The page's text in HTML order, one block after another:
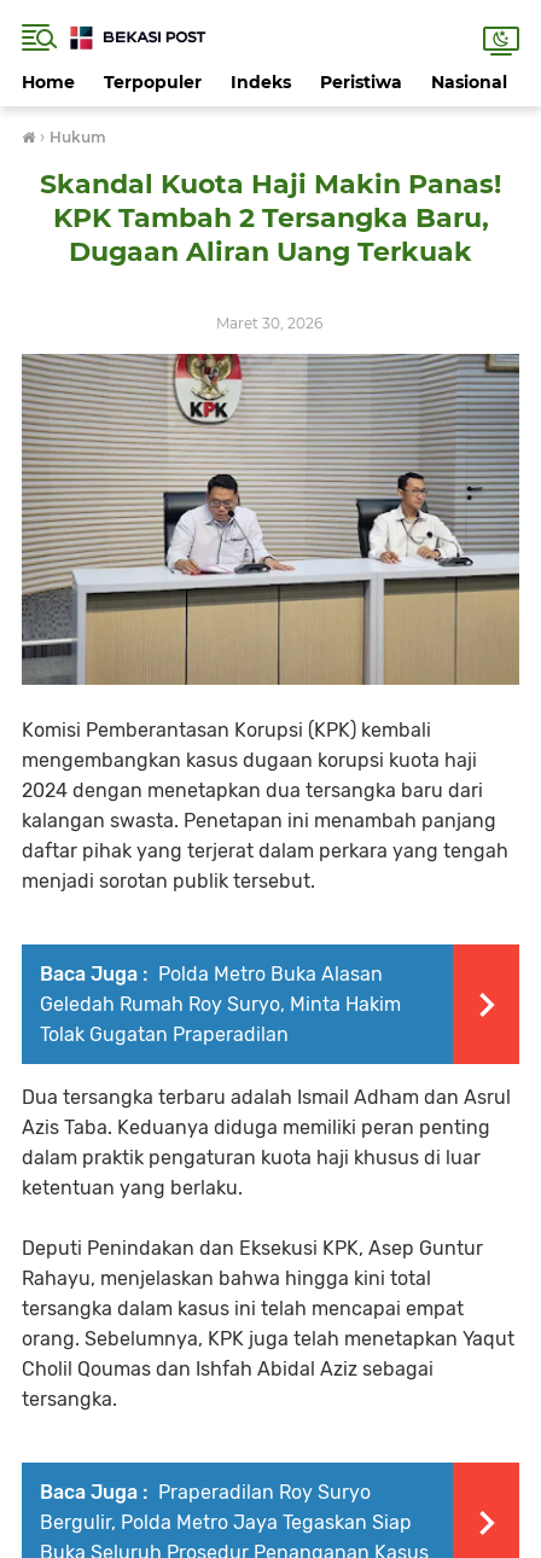
Home Terpopuler Indeks Peristiwa Nasional
› Hukum
Skandal Kuota Haji Makin Panas!
KPK Tambah 2 Tersangka Baru,
Dugaan Aliran Uang Terkuak
Maret 30, 2026
Komisi Pemberantasan Korupsi (KPK) kembali
mengembangkan kasus dugaan korupsi kuota haji
2024 dengan menetapkan dua tersangka baru dari
kalangan swasta. Penetapan ini menambah panjang
daftar pihak yang terjerat dalam perkara yang tengah
menjadi sorotan publik tersebut.
Baca Juga : Polda Metro Buka Alasan
Geledah Rumah Roy Suryo, Minta Hakim
Tolak Gugatan Praperadilan
Dua tersangka terbaru adalah Ismail Adham dan Asrul
Azis Taba. Keduanya diduga memiliki peran penting
dalam praktik pengaturan kuota haji khusus di luar
ketentuan yang berlaku.
Deputi Penindakan dan Eksekusi KPK, Asep Guntur
Rahayu, menjelaskan bahwa hingga kini total
tersangka dalam kasus ini telah mencapai empat
orang. Sebelumnya, KPK juga telah menetapkan Yaqut
Cholil Qoumas dan Ishfah Abidal Aziz sebagai
tersangka.
Baca Juga : Praperadilan Roy Suryo
Bergulir, Polda Metro Jaya Tegaskan Siap
Buka Seluruh Prosedur Penanganan Kasus